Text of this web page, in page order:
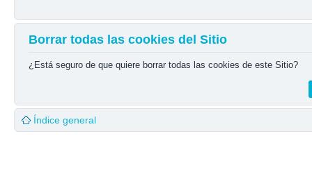
Borrar todas las cookies del Sitio
¿Está seguro de que quiere borrar todas las cookies de este Sitio?
Índice general